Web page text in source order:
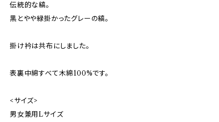
伝統的な縞。
黒とやや緑掛かったグレーの縞。
掛け衿は共布にしました。
表裏中綿すべて木綿100%です。
<サイズ>
男女兼用Lサイズ